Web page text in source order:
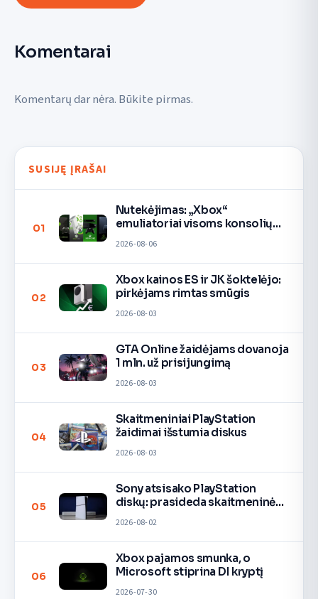
Komentarai
Komentarų dar nėra. Būkite pirmas.
SUSIJĘ ĮRAŠAI
01
Nutekėjimas: „Xbox“
emuliatoriai visoms konsolių
2026-08-06
02
Xbox kainos ES ir JK šoktelėjo:
pirkėjams rimtas smūgis
2026-08-03
03
GTA Online žaidėjams dovanoja
1 mln. už prisijungimą
2026-08-03
04
Skaitmeniniai PlayStation
žaidimai išstumia diskus
2026-08-03
05
Sony atsisako PlayStation
diskų: prasideda skaitmeninė
2026-08-02
06
Xbox pajamos smunka, o
Microsoft stiprina DI kryptį
2026-07-30